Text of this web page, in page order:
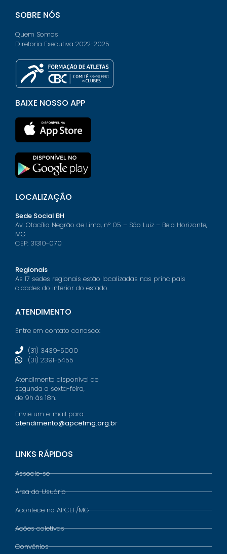
SOBRE NÓS
Quem Somos
Diretoria Executiva 2022-2025
BAIXE NOSSO APP
LOCALIZAÇÃO
Sede Social BH
Av. Otacílio Negrão de Lima, nº 05 – São Luiz – Belo Horizonte,
MG
CEP: 31310-070
Regionais
As 17 sedes regionais estão localizadas nas principais
cidades do interior do estado.
ATENDIMENTO
Entre em contato conosco:
(31) 3439-5000
(31) 2391-5455
Atendimento disponível de
segunda a sexta-feira,
de 9h às 18h.
Envie um e-mail para:
atendimento@apcefmg.org.br
LINKS RÁPIDOS
Associe-se
Área do Usuário
Acontece na APCEF/MG
Ações coletivas
Convênios